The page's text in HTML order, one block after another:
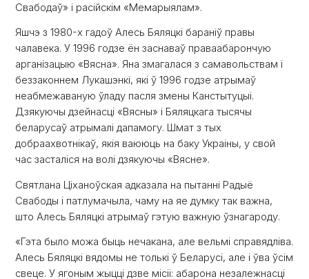
Свабодаў» і расійскім «Мемарыялам».
Яшчэ з 1980-х гадоў Алесь Бяляцкі бараніў правы
чалавека. У 1996 годзе ён заснаваў праваабарончую
арганізацыю «Вясна». Яна змагалася з самавольствам і
беззаконнем Лукашэнкі, які ў 1996 годзе атрымаў
неабмежаваную ўладу пасля змены Канстытуцыі.
Дзякуючы дзейнасці «Вясны» і Бяляцкага тысячы
беларусаў атрымалі дапамогу. Шмат з тых
добраахвотнікаў, якія ваююць на баку Украіны, у свой
час засталіся на волі дзякуючы «Вясне».
Святлана Ціханоўская адказала на пытанні Радыё
Свабоды і патлумачыла, чаму на яе думку так важна,
што Алесь Бяляцкі атрымаў гэтую важную ўзнагароду.
«Гэта было можа быць нечакана, але вельмі справядліва.
Алесь Бяляцкі вядомы не толькі ў Беларусі, але і ўва ўсім
свеце. У ягоным жыцці дзве місіі: абарона незалежнасці